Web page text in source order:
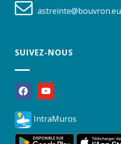
astreinte@bouvron.eu
SUIVEZ-NOUS
facebookyoutube
IntraMuros